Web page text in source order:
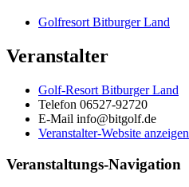
Golfresort Bitburger Land
Veranstalter
Golf-Resort Bitburger Land
Telefon 06527-92720
E-Mail info@bitgolf.de
Veranstalter-Website anzeigen
Veranstaltungs-Navigation